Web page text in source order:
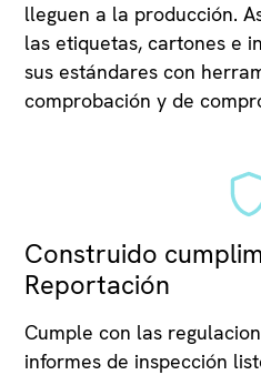
lleguen a la producción.
las etiquetas, cartones e
sus estándares con
comprobación y de
Construido
Reportación
Cumple con las
informes de inspección